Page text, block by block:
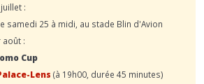
:
le samedi 25 à midi, au stade Blin d'Avion
août :
Cup
Lens (à 19h00, durée 45 minutes)